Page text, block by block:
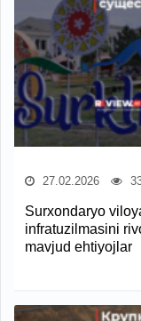
27.02.2026
Surxondaryo
infratuzilmasini
mavjud ehtiyojlar